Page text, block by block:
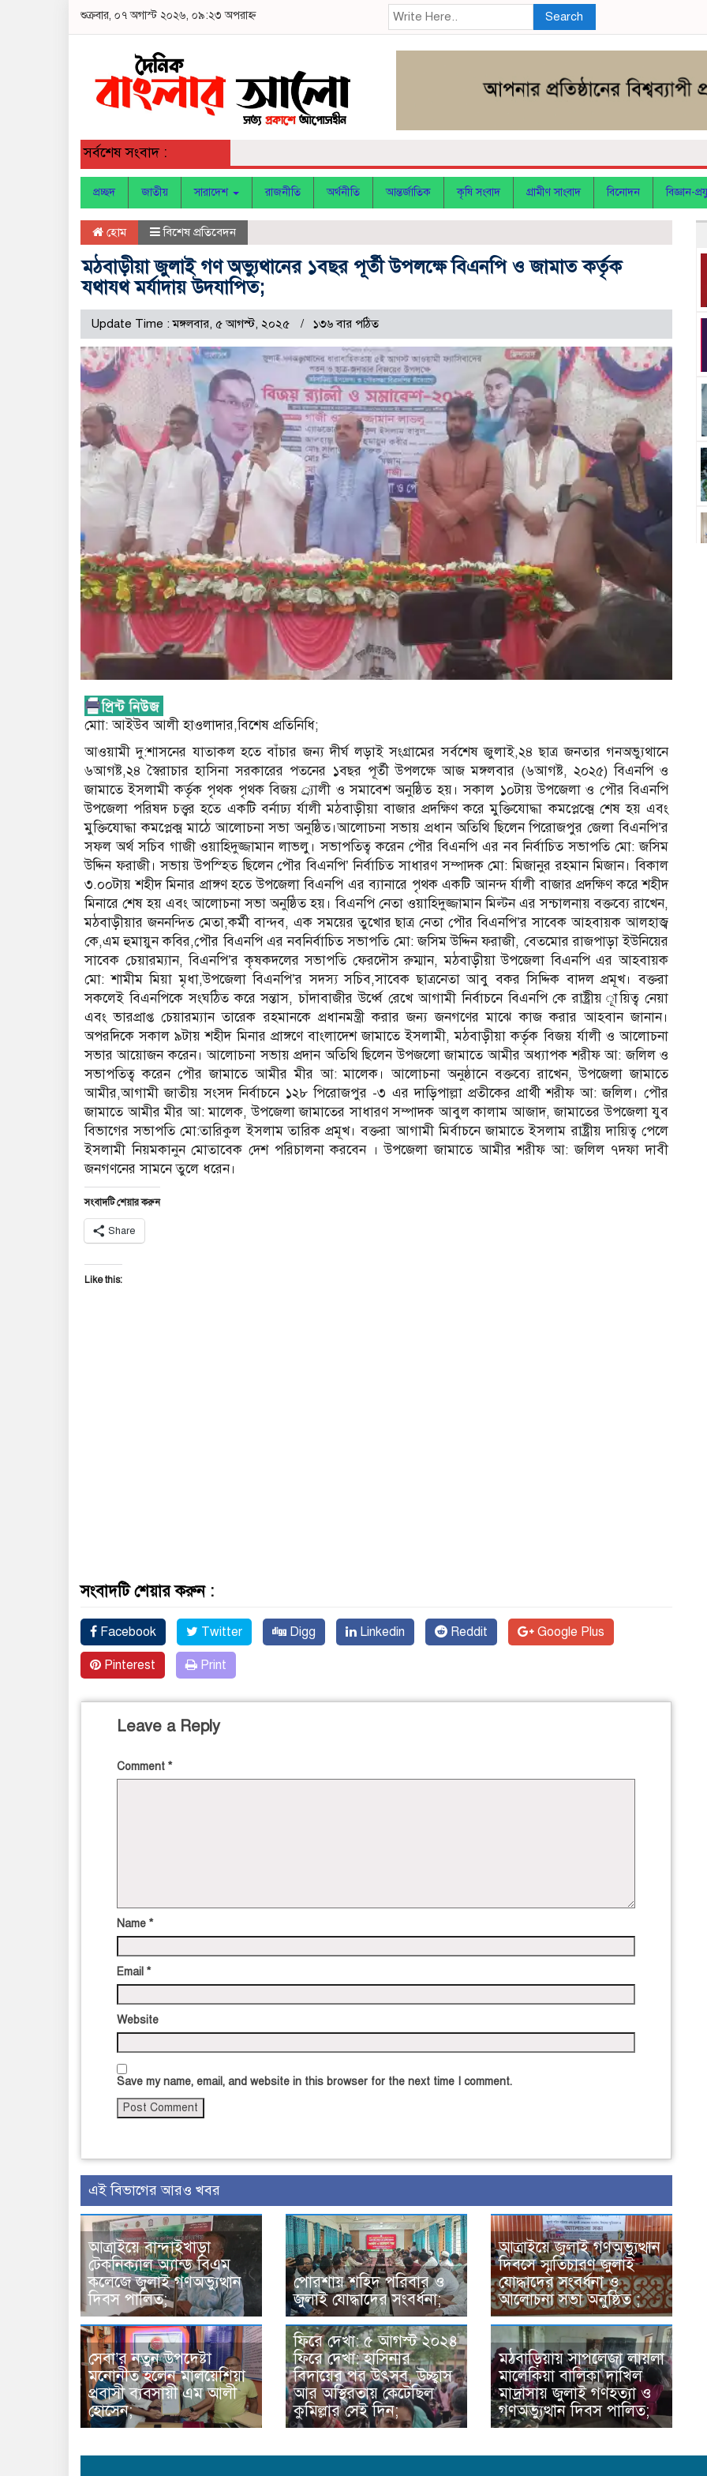
শুক্রবার, ০৭ অগাস্ট ২০২৬, ০৯:২৩ অপরাহ্ন Search
সর্বশেষ সংবাদ :
প্রচ্ছদ জাতীয় সারাদেশ রাজনীতি অর্থনীতি আন্তর্জাতিক কৃষি সংবাদ গ্রামীণ সাংবাদ বিনোদন বিজ্ঞান-
হোম বিশেষ প্রতিবেদন
মঠবাড়ীয়া জুলাই গণ অভ্যুথানের ১বছর পূর্তী উপলক্ষে বিএনপি ও জামাত কর্তৃক
যথাযথ মর্যাদায় উদযাপিত;
Update Time : মঙ্গলবার, ৫ আগস্ট, ২০২৫ ১৩৬ বার পঠিত
মোা: আইউব আলী হাওলাদার,বিশেষ প্রতিনিধি;
আওয়ামী দু:শাসনের যাতাকল হতে বাঁচার জন্য দীর্ঘ লড়াই সংগ্রামের সর্বশেষ জুলাই,২৪ ছাত্র জনতার গনঅভ্যুথানে
৬আগষ্ট,২৪ স্বৈরাচার হাসিনা সরকারের পতনের ১বছর পূর্তী উপলক্ষে আজ মঙ্গলবার (৬আগষ্ট, ২০২৫) বিএনপি ও
জামাতে ইসলামী কর্তৃক পৃথক পৃথক বিজয় র্্যালী ও সমাবেশ অনুষ্ঠিত হয়। সকাল ১০টায় উপজেলা ও পৌর বিএনপি
উপজেলা পরিষদ চত্ত্বর হতে একটি বর্নাঢ্য র্যালী মঠবাড়ীয়া বাজার প্রদক্ষিণ করে মুক্তিযোদ্ধা কমপ্লেক্মে শেষ হয় এবং
মুক্তিযোদ্ধা কমপ্লেক্ম মাঠে আলোচনা সভা অনুষ্ঠিত।আলোচনা সভায় প্রধান অতিথি ছিলেন পিরোজপুর জেলা বিএনপি’র
সফল অর্থ সচিব গাজী ওয়াহিদুজ্জামান লাভলু। সভাপতিত্ব করেন পৌর বিএনপি এর নব নির্বাচিত সভাপতি মো: জসিম
উদ্দিন ফরাজী। সভায় উপস্হিত ছিলেন পৌর বিএনপি’ নির্বাচিত সাধারণ সম্পাদক মো: মিজানুর রহমান মিজান। বিকাল
৩.০০টায় শহীদ মিনার প্রাঙ্গণ হতে উপজেলা বিএনপি এর ব্যানারে পৃথক একটি আনন্দ র্যালী বাজার প্রদক্ষিণ করে শহীদ
মিনারে শেষ হয় এবং আলোচনা সভা অনুষ্ঠিত হয়। বিএনপি নেতা ওয়াহিদুজ্জামান মিল্টন এর সন্চালনায় বক্তব্যে রাখেন,
মঠবাড়ীয়ার জননন্দিত মেতা,কর্মী বান্দব, এক সময়ের তুখোর ছাত্র নেতা পৌর বিএনপি’র সাবেক আহবায়ক আলহাজ্ব
কে,এম হুমায়ুন কবির,পৌর বিএনপি এর নবনির্বাচিত সভাপতি মো: জসিম উদ্দিন ফরাজী, বেতমোর রাজপাড়া ইউনিয়ের
সাবেক চেয়ারম্যান, বিএনপি’র কৃষকদলের সভাপতি ফেরদৌস রুম্মান, মঠবাড়ীয়া উপজেলা বিএনপি এর আহবায়ক
মো: শামীম মিয়া মৃধা,উপজেলা বিএনপি’র সদস্য সচিব,সাবেক ছাত্রনেতা আবু বকর সিদ্দিক বাদল প্রমূখ। বক্তরা
সকলেই বিএনপিকে সংঘঠিত করে সন্তাস, চাঁদাবাজীর উর্ধ্বে রেখে আগামী নির্বাচনে বিএনপি কে রাষ্ট্রীয় ূায়িত্ব নেয়া
এবং ভারপ্রাপ্ত চেয়ারম্যান তারেক রহমানকে প্রধানমন্ত্রী করার জন্য জনগণের মাঝে কাজ করার আহবান জানান।
অপরদিকে সকাল ৯টায় শহীদ মিনার প্রাঙ্গণে বাংলাদেশ জামাতে ইসলামী, মঠবাড়ীয়া কর্তৃক বিজয় র্যালী ও আলোচনা
সভার আয়োজন করেন। আলোচনা সভায় প্রদান অতিথি ছিলেন উপজলো জামাতে আমীর অধ্যাপক শরীফ আ: জলিল ও
সভাপতিত্ব করেন পৌর জামাতে আমীর মীর আ: মালেক। আলোচনা অনুষ্ঠানে বক্তব্যে রাখেন, উপজেলা জামাতে
আমীর,আগামী জাতীয় সংসদ নির্বাচনে ১২৮ পিরোজপুর -৩ এর দাড়িপাল্লা প্রতীকের প্রার্থী শরীফ আ: জলিল। পৌর
জামাতে আমীর মীর আ: মালেক, উপজেলা জামাতের সাধারণ সম্পাদক আবুল কালাম আজাদ, জামাতের উপজেলা যুব
বিভাগের সভাপতি মো:তারিকুল ইসলাম তারিক প্রমূখ। বক্তরা আগামী মির্বাচনে জামাতে ইসলাম রাষ্ট্রীয় দায়িত্ব পেলে
ইসলামী নিয়মকানুন মোতাবেক দেশ পরিচালনা করবেন । উপজেলা জামাতে আমীর শরীফ আ: জলিল ৭দফা দাবী
জনগণনের সামনে তুলে ধরেন।
সংবাদটি শেয়ার করুন
Share
Like this:
সংবাদটি শেয়ার করুন :
Facebook Twitter Digg Linkedin Reddit Google Plus
Pinterest Print
Leave a Reply
Comment *
Name *
Email *
Website
Save my name, email, and website in this browser for the next time I comment.
এই বিভাগের আরও খবর
আত্রাইয়ে বান্দাইখাড়া
টেকনিক্যাল অ্যান্ড বিএম
কলেজে জুলাই গণঅভ্যুত্থান
দিবস পালিত;
পোরশায় শহিদ পরিবার ও
জুলাই যোদ্ধাদের সংবর্ধনা;
আত্রাইয়ে জুলাই গণঅভ্যুত্থান
দিবসে স্মৃতিচারণ জুলাই
যোদ্ধাদের সংবর্ধনা ও
আলোচনা সভা অনুষ্ঠিত ;
সেবা’র নতুন উপদেষ্টা
মনোনীত হলেন মালয়েশিয়া
প্রবাসী ব্যবসায়ী এম আলী
হোসেন;
ফিরে দেখা: ৫ আগস্ট ২০২৪
ফিরে দেখা: হাসিনার
বিদায়ের পর উৎসব, উচ্ছ্বাস
আর অস্থিরতায় কেটেছিল
কুমিল্লার সেই দিন;
মঠবাড়িয়ায় সাপলেজা লায়লা
মালেকিয়া বালিকা দাখিল
মাদ্রাসায় জুলাই গণহত্যা ও
গণঅভ্যুত্থান দিবস পালিত;